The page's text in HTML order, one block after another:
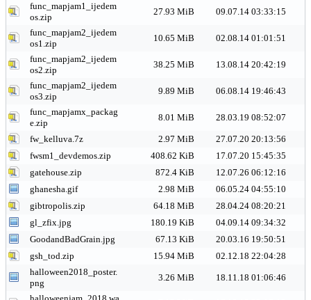
func_mapjam1_ijedem
os.zip
27.93 MiB
09.07.14 03:33:15
func_mapjam2_ijedem
os1.zip
10.65 MiB
02.08.14 01:01:51
func_mapjam2_ijedem
os2.zip
38.25 MiB
13.08.14 20:42:19
func_mapjam2_ijedem
os3.zip
9.89 MiB
06.08.14 19:46:43
func_mapjamx_packag
e.zip
8.01 MiB 28.03.19 08:52:07
fw_kelluva.7z 2.97 MiB
27.07.20 20:13:56
fwsm1_devdemos.zip
408.62 KiB
17.07.20 15:45:35
gatehouse.zip
872.4 KiB
12.07.26 06:12:16
ghanesha.gif
2.98 MiB
06.05.24 04:55:10
gibtropolis.zip
64.18 MiB
28.04.24 08:20:21
gl_zfix.jpg
180.19 KiB
04.09.14 09:34:32
GoodandBadGrain.jpg
67.13 KiB
20.03.16 19:50:51
gsh_tod.zip
15.94 MiB
02.12.18 22:04:28
halloween2018_poster.
png
3.26 MiB
18.11.18 01:06:46